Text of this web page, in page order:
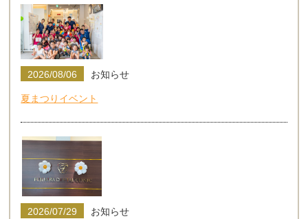
2026/08/06 お知らせ
夏まつりイベント
2026/07/29 お知らせ